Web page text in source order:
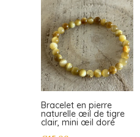
Bracelet en pierre
naturelle œil de tigre
clair, mini œil doré